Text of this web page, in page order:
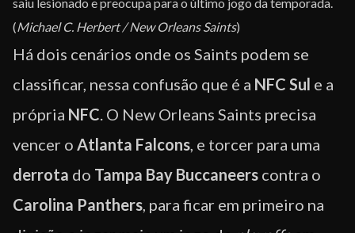
(Michael C. Herbert / New Orleans Saints)
Há dois cenários onde os Saints podem se
classificar, nessa confusão que é a NFC Sul e a
própria NFC. O New Orleans Saints precisa
vencer o Atlanta Falcons, e torcer para uma
derrota do Tampa Bay Buccaneers contra o
Carolina Panthers, para ficar em primeiro na